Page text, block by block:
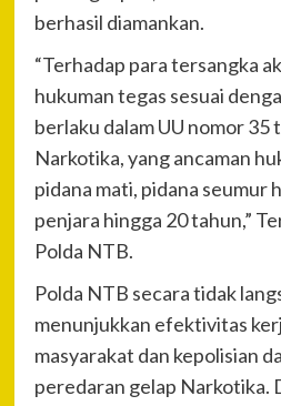
berhasil diamankan.
“Terhadap para tersangka
hukuman tegas sesuai
berlaku dalam UU nomor
Narkotika, yang ancaman
pidana mati, pidana seumur
penjara hingga 20 tahun,”
Polda NTB.
Polda NTB secara tidak
menunjukkan efektivitas
masyarakat dan kepolisian
peredaran gelap Narkotika.